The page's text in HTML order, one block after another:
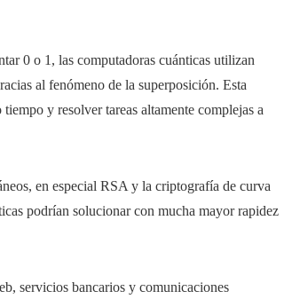
0 o 1, las computadoras cuánticas utilizan
al fenómeno de la superposición. Esta
y resolver tareas altamente complejas a
en especial RSA y la criptografía de curva
podrían solucionar con mucha mayor rapidez
servicios bancarios y comunicaciones